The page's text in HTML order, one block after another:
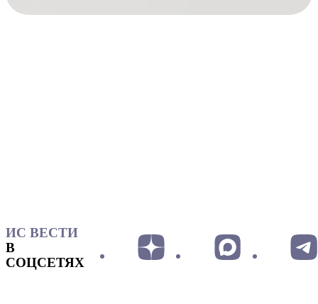
ИС ВЕСТИ
В
СОЦСЕТЯХ